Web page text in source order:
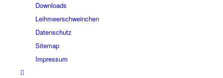
Downloads
Leihmeerschweinchen
Datenschutz
Sitemap
Impressum